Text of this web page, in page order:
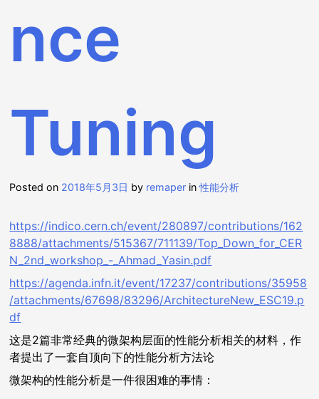
nce
Tuning
Posted on 2018年5月3日 by remaper in性能分析
https://indico.cern.ch/event/280897/contributions/162
8888/attachments/515367/711139/Top_Down_for_CER
N_2nd_workshop_-_Ahmad_Yasin.pdf
https://agenda.infn.it/event/17237/contributions/35958
/attachments/67698/83296/ArchitectureNew_ESC19.p
df
这是2篇非常经典的微架构层面的性能分析相关的材料，作
者提出了一套自顶向下的性能分析方法论
微架构的性能分析是一件很困难的事情：